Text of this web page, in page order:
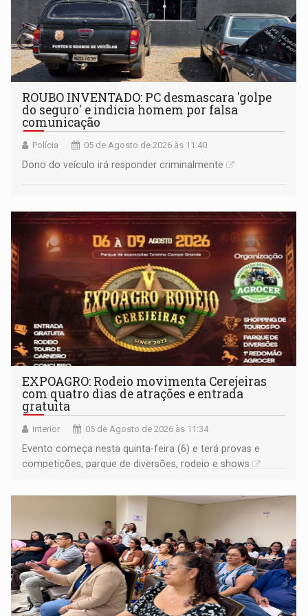
ROUBO INVENTADO: PC desmascara 'golpe
do seguro' e indicia homem por falsa
comunicação
Polícia 05 de Agosto de 2026 às 11:40
Dono do veículo irá responder criminalmente
EXPOAGRO: Rodeio movimenta Cerejeiras
com quatro dias de atrações e entrada
gratuita
Interior 05 de Agosto de 2026 às 11:34
Evento começa nesta quinta-feira (6) e terá provas e
competições, parque de diversões, rodeio e shows